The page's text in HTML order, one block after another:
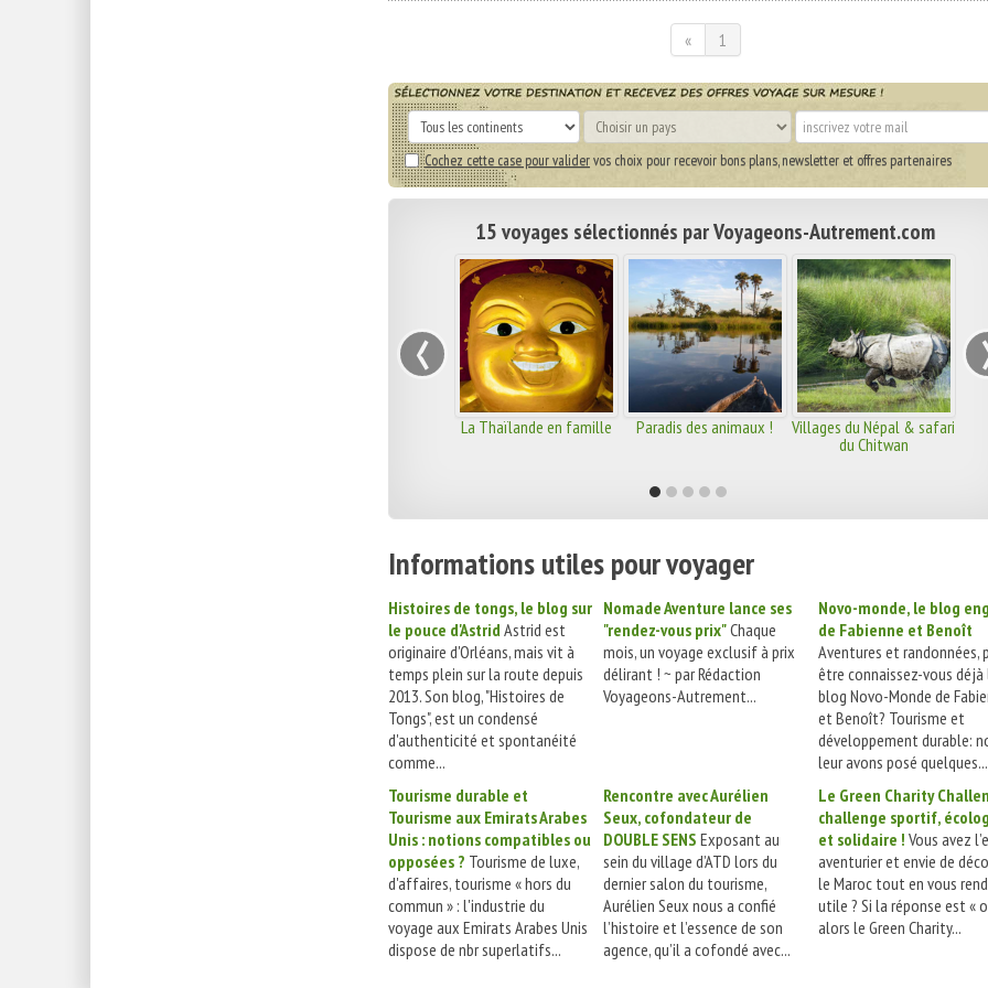
« 1
Cochez cette case pour validervos choix pour recevoir bons plans, newsletter et offres partenaires
15 voyages sélectionnés par Voyageons-Autrement.com
La Thaïlande en famille Paradis des animaux !
Villages du Népal & safari
du Chitwan
‹
Informations utiles pour voyager
Histoires de tongs, le blog sur
le pouce d'Astrid Astrid est
originaire d'Orléans, mais vit à
temps plein sur la route depuis
2013. Son blog, "Histoires de
Tongs", est un condensé
d'authenticité et spontanéité
comme...
Nomade Aventure lance ses
"rendez-vous prix"Chaque
mois, un voyage exclusif à prix
délirant ! ~ par Rédaction
Voyageons-Autrement...
Novo-monde, le blog
de Fabienne et Benoît
Aventures et randonnées,
être connaissez-vous déjà
blog Novo-Monde de
et Benoît? Tourisme et
développement durable:
leur avons posé quelques...
Tourisme durable et
Tourisme aux Emirats Arabes
Unis : notions compatibles ou
opposées ? Tourisme de luxe,
d'affaires, tourisme « hors du
commun » : l'industrie du
voyage aux Emirats Arabes Unis
dispose de nbr superlatifs...
Rencontre avec Aurélien
Seux, cofondateur de
DOUBLE SENS Exposant au
sein du village d’ATD lors du
dernier salon du tourisme,
Aurélien Seux nous a confié
l’histoire et l’essence de son
agence, qu’il a cofondé avec...
Le Green Charity
challenge sportif,
et solidaire ! Vous avez
aventurier et envie de
le Maroc tout en vous
utile ? Si la réponse est «
alors le Green Charity...